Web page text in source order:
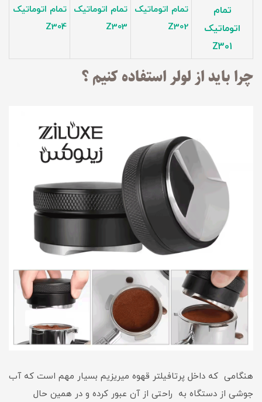
تمام
اتوماتیک
Z301
تمام اتوماتیک
Z302
تمام اتوماتیک
Z303
تمام اتوماتیک
Z304
چرا باید از لولر استفاده کنیم ؟
هنگامی که داخل پرتافیلتر قهوه میریزیم بسیار مهم است که آب
جوشی از دستگاه به راحتی از آن عبور کرده و در همین حال